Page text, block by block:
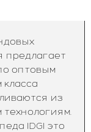
предлагает
оптовым
из
IDGI это